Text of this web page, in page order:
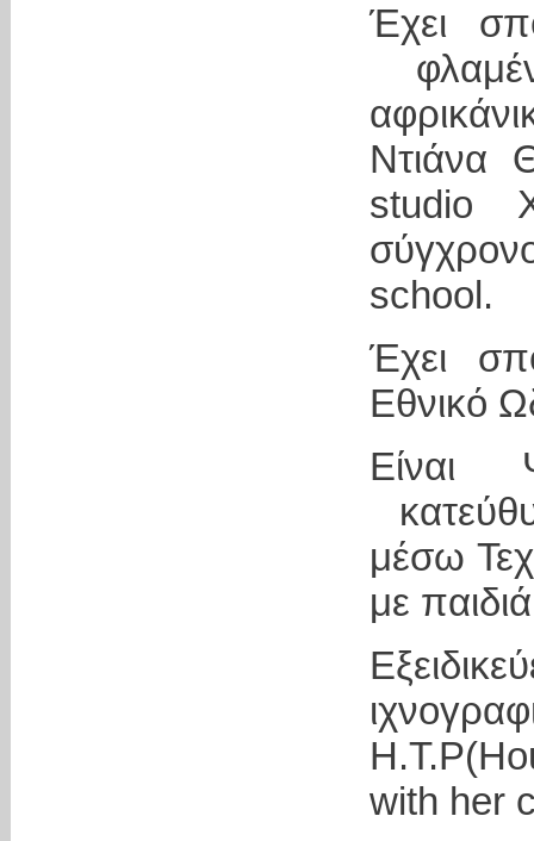
Έχει
Ντιάνα
studio
school.
Έχει
Εθνικό
Είναι
μέσω
με
with her